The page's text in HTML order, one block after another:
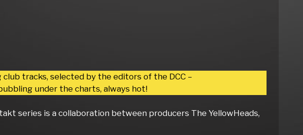
tracks, selected by the editors of the DCC –
under the charts, always hot!
series is a collaboration between producers The YellowHeads,